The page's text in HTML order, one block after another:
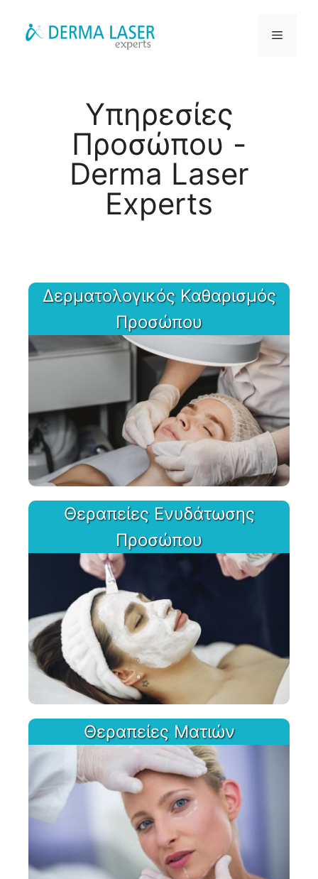
Υπηρεσίες
Προσώπου -
Derma Laser
Experts
Δερματολογικός Καθαρισμός
Προσώπου
Θεραπείες Ενυδάτωσης
Προσώπου
Θεραπείες Ματιών